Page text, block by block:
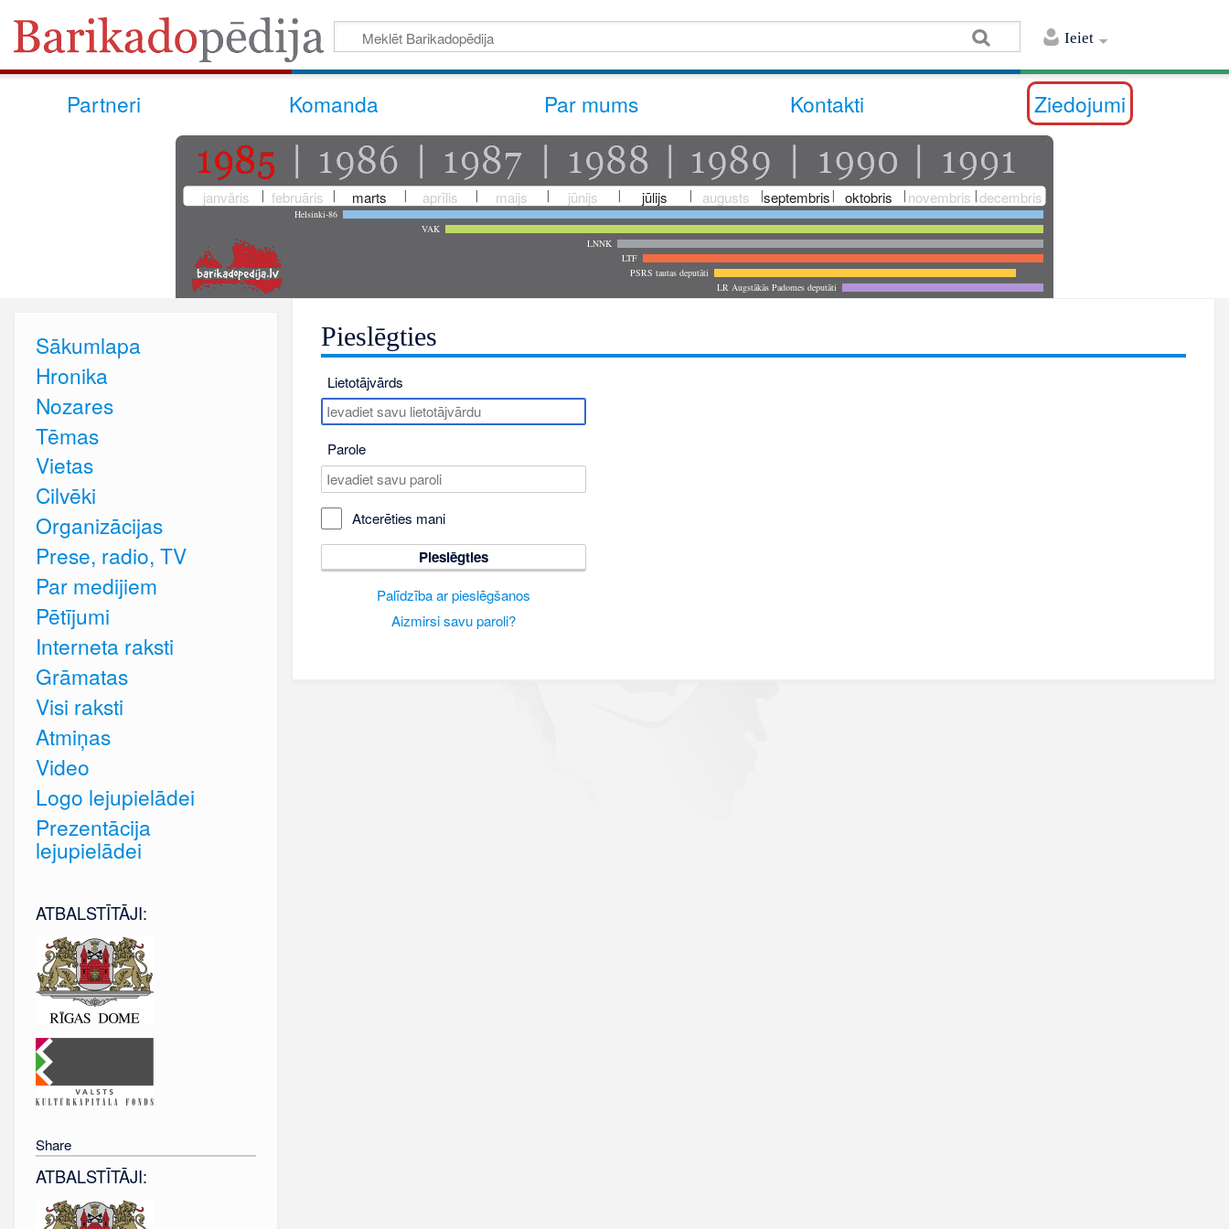
Ieiet
Partneri Komanda Par mums Kontakti Ziedojumi
janvāris februāris marts aprīlis maijs jūnijs jūlijs augusts septembris oktobris novembris decembris
Helsinki-86
VAK
LNNK
LTF
PSRS tautas deputāti
LR Augstākās Padomes deputāti
Pieslēgties
Lietotājvārds
Parole
Atcerēties mani
Pieslēgties
Palīdzība ar pieslēgšanos
Aizmirsi savu paroli?
Sākumlapa
Hronika
Nozares
Tēmas
Vietas
Cilvēki
Organizācijas
Prese, radio, TV
Par medijiem
Pētījumi
Interneta raksti
Grāmatas
Visi raksti
Atmiņas
Video
Logo lejupielādei
Prezentācija
lejupielādei
ATBALSTĪTĀJI:
Share
ATBALSTĪTĀJI: